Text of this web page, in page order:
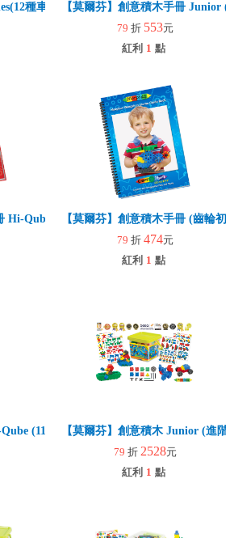
種車輛)140pcs【莫爾芬】創意積木手冊 Junior (
79 折 553元
紅利 1 點
Hi-Qube
【莫爾芬】創意積木手冊 (齒輪初
79 折 474元
紅利 1 點
(110pcs)(幼兒建構)
【莫爾芬】創意積木 Junior (進階
79 折 2528元
紅利 1 點